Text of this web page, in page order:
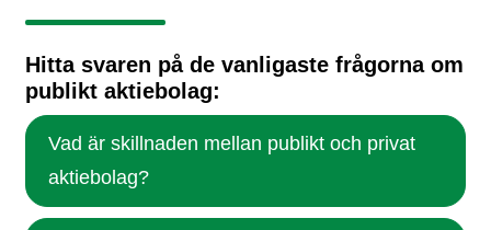
Hitta svaren på de vanligaste frågorna om
publikt aktiebolag:
Vad är skillnaden mellan publikt och privat
aktiebolag?